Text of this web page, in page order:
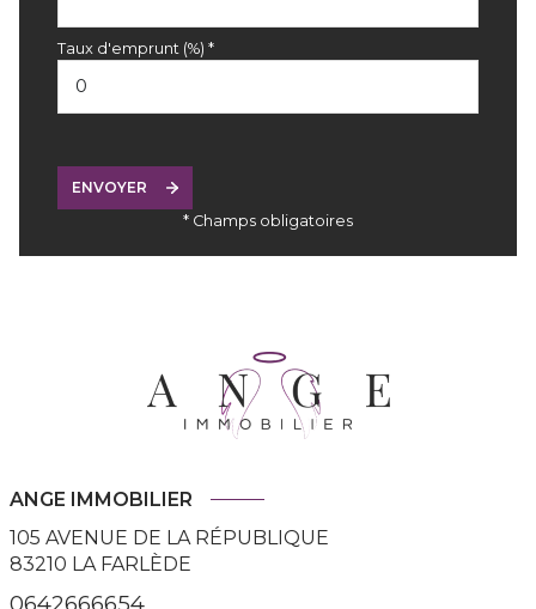
Taux d'emprunt (%) *
ENVOYER
* Champs obligatoires
ANGE IMMOBILIER
105 AVENUE DE LA RÉPUBLIQUE
83210 LA FARLÈDE